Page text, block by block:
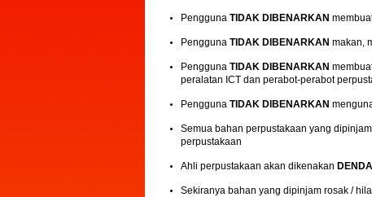
Pengguna TIDAK DIBENARKAN
Pengguna TIDAK DIBENARKAN makan,
Pengguna TIDAK DIBENARKAN
peralatan ICT dan perabot-perabot
Pengguna TIDAK DIBENARKAN
Semua bahan perpustakaan yang
perpustakaan
Ahli perpustakaan akan dikenakan DENDA
Sekiranya bahan yang dipinjam rosak /